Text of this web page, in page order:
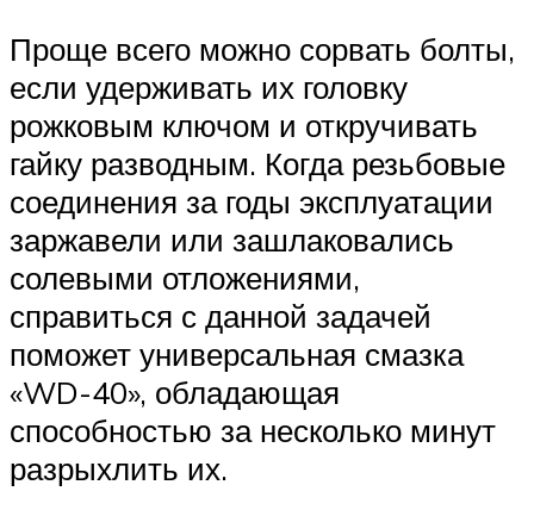
Проще всего можно сорвать болты,
если удерживать их головку
рожковым ключом и откручивать
гайку разводным. Когда резьбовые
соединения за годы эксплуатации
заржавели или зашлаковались
солевыми отложениями,
справиться с данной задачей
поможет универсальная смазка
«WD-40», обладающая
способностью за несколько минут
разрыхлить их.